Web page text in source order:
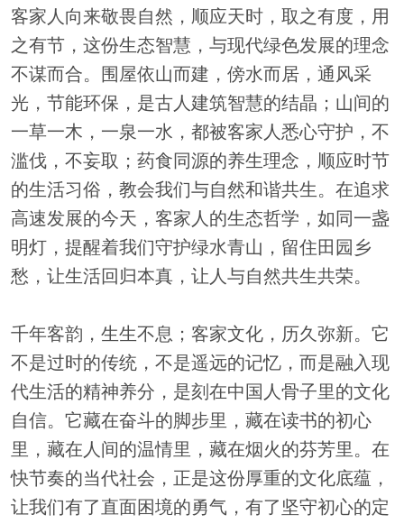
客家人向来敬畏自然，顺应天时，取之有度，用
之有节，这份生态智慧，与现代绿色发展的理念
不谋而合。围屋依山而建，傍水而居，通风采
光，节能环保，是古人建筑智慧的结晶；山间的
一草一木，一泉一水，都被客家人悉心守护，不
滥伐，不妄取；药食同源的养生理念，顺应时节
的生活习俗，教会我们与自然和谐共生。在追求
高速发展的今天，客家人的生态哲学，如同一盏
明灯，提醒着我们守护绿水青山，留住田园乡
愁，让生活回归本真，让人与自然共生共荣。
千年客韵，生生不息；客家文化，历久弥新。它
不是过时的传统，不是遥远的记忆，而是融入现
代生活的精神养分，是刻在中国人骨子里的文化
自信。它藏在奋斗的脚步里，藏在读书的初心
里，藏在人间的温情里，藏在烟火的芬芳里。在
快节奏的当代社会，正是这份厚重的文化底蕴，
让我们有了直面困境的勇气，有了坚守初心的定